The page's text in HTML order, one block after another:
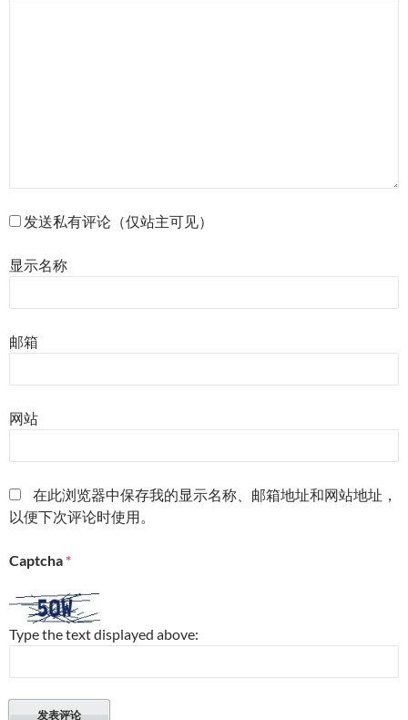
发送私有评论（仅站主可见）
显示名称
邮箱
网站
在此浏览器中保存我的显示名称、邮箱地址和网站地址，
以便下次评论时使用。
Captcha *
Type the text displayed above: